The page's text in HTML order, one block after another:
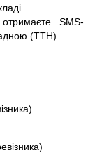
SMS-
(ТТН).